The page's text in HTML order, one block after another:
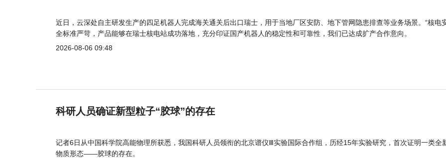
近日，云深处自主研发生产的四足机器人完成海关通关后出口瑞士，用于当地厂区安防、地下管网隐患排查等业务场景。“核电
全标准严苛，产品能够在瑞士核电站成功落地，充分印证国产机器人的稳定性和可靠性，我们已达成扩产合作意向。
2026-08-06 09:48
科研人员确证新型粒子“胶球”的存在
记者6日从中国科学院高能物理所获悉，我国科研人员领衔的北京谱仪Ⅲ实验国际合作组，历经15年实验研究，首次证明一类全
物质形态——胶球的存在。